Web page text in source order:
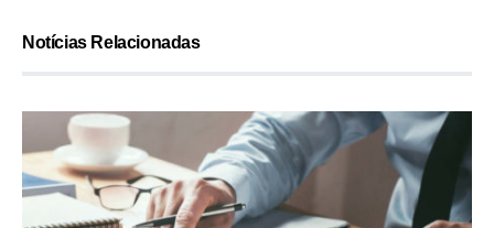
Notícias Relacionadas